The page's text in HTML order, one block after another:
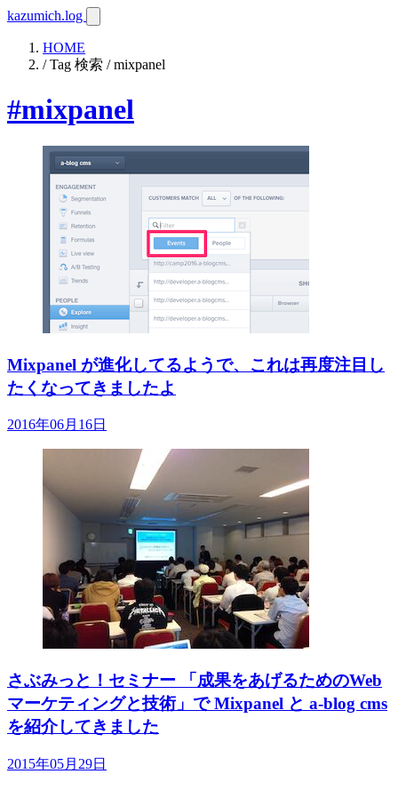
kazumich.log
HOME
/ Tag 検索 / mixpanel
#mixpanel
Mixpanel が進化してるようで、これは再度注目し
たくなってきましたよ
2016年06月16日
さぶみっと！セミナー 「成果をあげるためのWeb
マーケティングと技術」で Mixpanel と a-blog cms
を紹介してきました
2015年05月29日